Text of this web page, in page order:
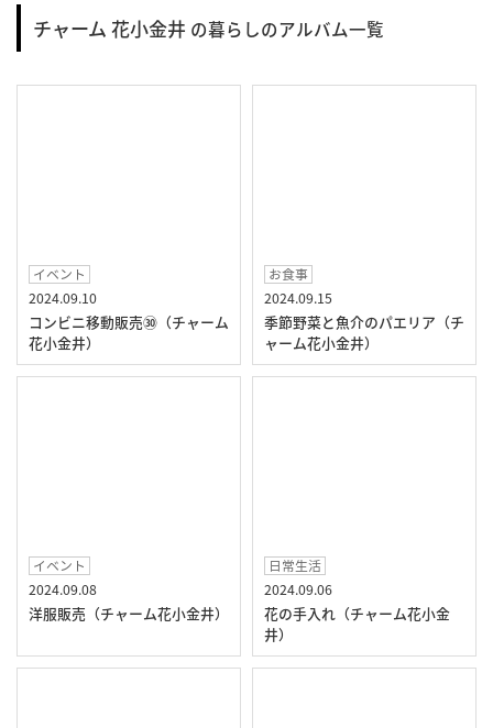
チャーム 花小金井 の暮らしのアルバム一覧
イベント
2024.09.10
コンビニ移動販売㉚（チャーム
花小金井）
お食事
2024.09.15
季節野菜と魚介のパエリア（チ
ャーム花小金井）
イベント
2024.09.08
洋服販売（チャーム花小金井）
日常生活
2024.09.06
花の手入れ（チャーム花小金
井）